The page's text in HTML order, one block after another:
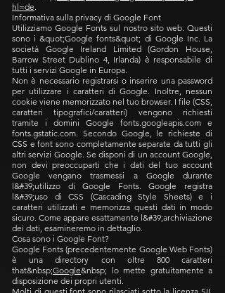
hl=de.
Informativa sulla privacy di Google Font
Utilizziamo Google Fonts sul nostro sito web. Questi
sono i &quot;Google fonts&quot; di Google Inc. La
società Google Ireland Limited (Gordon House,
Barrow Street Dublino 4, Irlanda) è responsabile di
tutti i servizi Google in Europa.
Non è necessario registrarsi o inserire una password
per utilizzare i caratteri di Google. Inoltre, nessun
cookie viene memorizzato nel tuo browser. I file (CSS,
caratteri tipografici/caratteri) vengono richiesti
tramite i domini Google fonts.googleapis.com e
fonts.gstatic.com. Secondo Google, le richieste di
CSS e font sono completamente separate da tutti gli
altri servizi Google. Se disponi di un account Google,
non devi preoccuparti che i dati del tuo account
Google vengano trasmessi a Google durante
l&#39;utilizzo di Google Fonts. Google registra
l&#39;uso di CSS (Cascading Style Sheets) e i
caratteri utilizzati e memorizza questi dati in modo
sicuro. Come appare esattamente l&#39;archiviazione
dei dati, esamineremo in dettaglio.
Cosa sono i Google Font?
Google Fonts (precedentemente Google Web Fonts)
è una directory con oltre 800 caratteri
that&nbsp;Google&nbsp; lo mette gratuitamente a
disposizione dei propri utenti.